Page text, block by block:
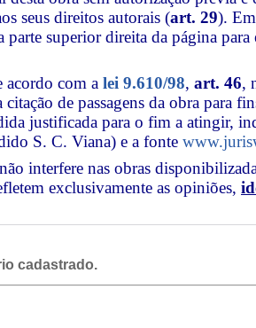
seus direitos autorais (art. 29).
parte superior direita da página
acordo com a lei 9.610/98, art. 46,
citação de passagens da obra para
justificada para o fim a atingir,
S. C. Viana) e a fonte
não interfere nas obras
exclusivamente as opiniões,
cadastrado.